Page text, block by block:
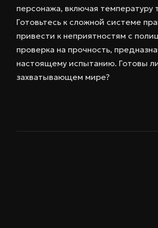
персонажа, включая температуру
Готовьтесь к сложной системе
привести к неприятностям с
проверка на прочность,
настоящему испытанию. Готовы
захватывающем мире?